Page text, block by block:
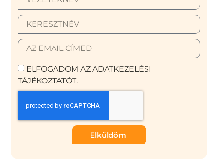
ELFOGADOM AZ ADATKEZELÉSI
TÁJÉKOZTATÓT.
Elküldöm